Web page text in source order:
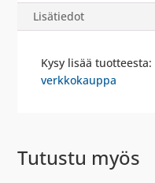
Lisätiedot
Kysy lisää tuotteesta:
verkkokauppa
Tutustu myös